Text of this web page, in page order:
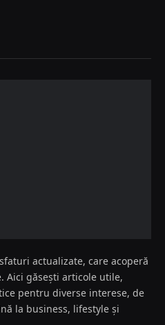
pentru diverse interese, de
la business, lifestyle și